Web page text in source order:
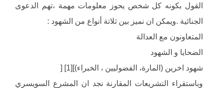
القول بكونه كل شخص يحوز معلومات مهمة ،تهم الدعوى
الجنائية .ويمكن ان نميز بين ثلاتة أنواع من الشهود :
المتعاونون مع العدالة
الضحايا و الشهود
شهود اخرين (المارة، الفضوليين ، الخبراء)][1] [
وباستقراء التشريعات المقارنة نجد ان المشرع السويسري